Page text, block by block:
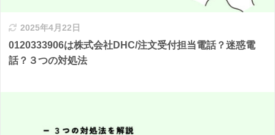
2025年4月22日
0120333906は株式会社DHC/注文受付担当電話？迷惑電
話？３つの対処法